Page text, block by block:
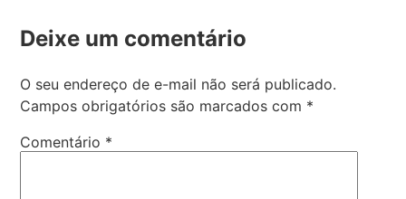
Deixe um comentário
O seu endereço de e-mail não será publicado.
Campos obrigatórios são marcados com *
Comentário *